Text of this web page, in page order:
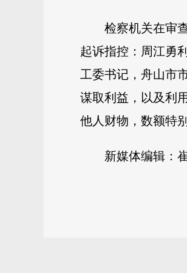
检察机关在审
起诉指控：周江勇
工委书记，舟山市
谋取利益，以及利
他人财物，数额特
新媒体编辑：